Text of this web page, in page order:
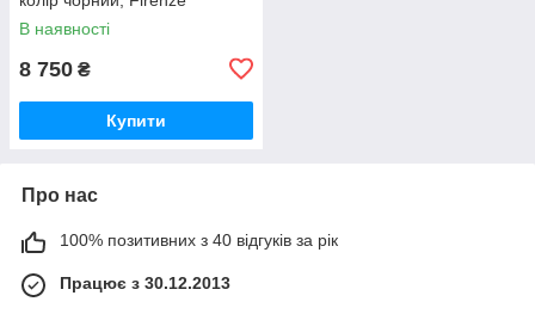
В наявності
8 750 ₴
Купити
Про нас
100% позитивних з 40 відгуків за рік
Працює з 30.12.2013